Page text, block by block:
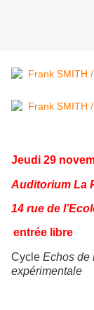
Jeudi 29
Auditorium La
14 rue de
entrée libre
Cycle Echos de
expérimentale